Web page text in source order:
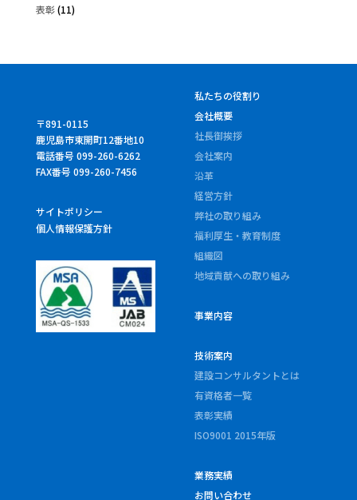
表彰(11)
〒891-0115
鹿児島市東開町12番地10
電話番号 099-260-6262
FAX番号 099-260-7456
サイトポリシー
個人情報保護方針
私たちの役割り
会社概要
社長御挨拶
会社案内
沿革
経営方針
弊社の取り組み
福利厚生・教育制度
組織図
地域貢献への取り組み
事業内容
技術案内
建設コンサルタントとは
有資格者一覧
表彰実績
ISO9001 2015年版
業務実績
お問い合わせ